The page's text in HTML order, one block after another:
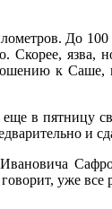
До 100
Скорее,
к Саше,
в пятницу
и
уже